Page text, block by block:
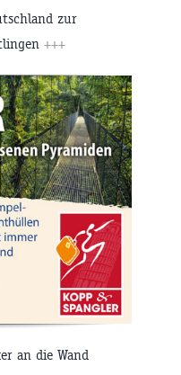
zur
+++
an die Wand